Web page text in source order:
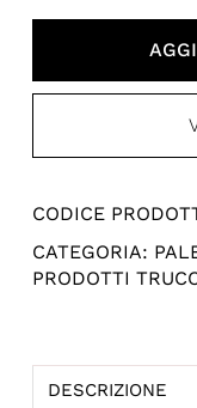
CODICE
CATEGORIA:
PRODOTTI
DESCRIZIONE